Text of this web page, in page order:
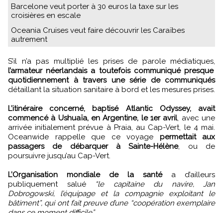
Barcelone veut porter à 30 euros la taxe sur les
croisières en escale
Oceania Cruises veut faire découvrir les Caraïbes
autrement
S’il n’a pas multiplié les prises de parole médiatiques,
l’armateur néerlandais a toutefois communiqué presque
quotidiennement à travers une série de communiqués
détaillant la situation sanitaire à bord et les mesures prises.
L’itinéraire concerné, baptisé Atlantic Odyssey, avait
commencé à Ushuaïa, en Argentine, le 1er avril, avec une
arrivée initialement prévue à Praia, au Cap-Vert, le 4 mai.
Oceanwide rappelle que ce voyage permettait aux
passagers de débarquer à Sainte-Hélène, ou de
poursuivre jusqu’au Cap-Vert.
L’Organisation mondiale de la santéa d’ailleurs
publiquement salué
“le capitaine du navire, Jan
Dobrogowski, l’équipage et la compagnie exploitant le
bâtiment”, qui ont fait preuve d’une “coopération exemplaire